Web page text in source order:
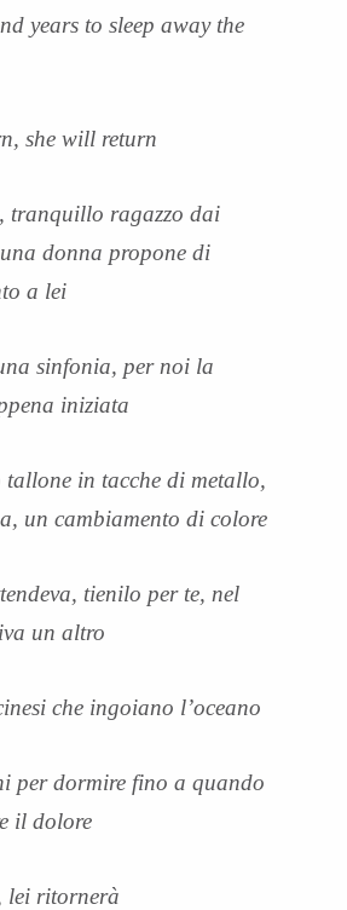
years to sleep away the
she will return
tranquillo ragazzo dai
donna propone di
a lei
sinfonia, per noi la
iniziata
in tacche di metallo,
un cambiamento di colore
tienilo per te, nel
un altro
che ingoiano l’oceano
per dormire fino a quando
il dolore
lei ritornerà